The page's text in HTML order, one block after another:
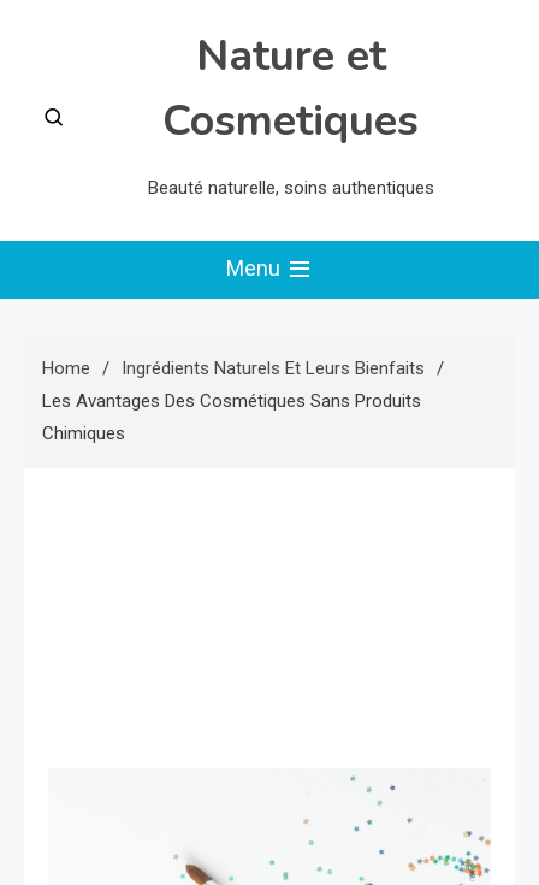
Nature et
Cosmetiques
Beauté naturelle, soins authentiques
Menu
Home
Ingrédients Naturels Et Leurs Bienfaits
Les Avantages Des Cosmétiques Sans Produits
Chimiques